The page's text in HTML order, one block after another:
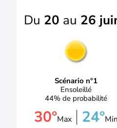
Du 20 au 26
Scénario n°1
Ensoleillé
44% de probabilité
30°Max 24°Min